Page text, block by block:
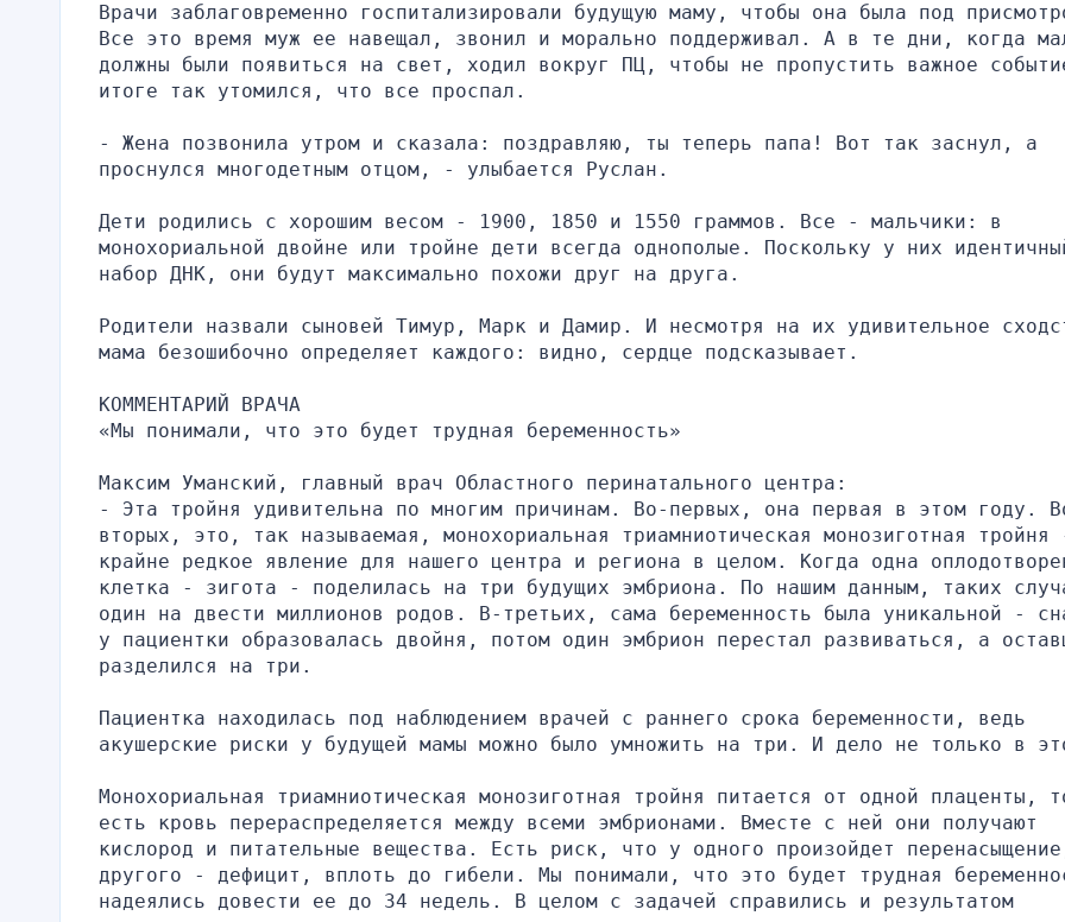
Врачи заблаговременно госпитализировали будущую маму, чтобы она была под
Все это время муж ее навещал, звонил и морально поддерживал. А в те дни, когда
должны были появиться на свет, ходил вокруг ПЦ, чтобы не пропустить важное
итоге так утомился, что все проспал.
- Жена позвонила утром и сказала: поздравляю, ты теперь папа! Вот так заснул, а
проснулся многодетным отцом, - улыбается Руслан.
Дети родились с хорошим весом - 1900, 1850 и 1550 граммов. Все - мальчики: в
монохориальной двойне или тройне дети всегда однополые. Поскольку у них
набор ДНК, они будут максимально похожи друг на друга.
Родители назвали сыновей Тимур, Марк и Дамир. И несмотря на их удивительное
мама безошибочно определяет каждого: видно, сердце подсказывает.
КОММЕНТАРИЙ ВРАЧА
«Мы понимали, что это будет трудная беременность»
Максим Уманский, главный врач Областного перинатального центра:
- Эта тройня удивительна по многим причинам. Во-первых, она первая в этом году.
вторых, это, так называемая, монохориальная триамниотическая монозиготная тройня
крайне редкое явление для нашего центра и региона в целом. Когда одна
клетка - зигота - поделилась на три будущих эмбриона. По нашим данным, таких
один на двести миллионов родов. В-третьих, сама беременность была уникальной -
у пациентки образовалась двойня, потом один эмбрион перестал развиваться, а
разделился на три.
Пациентка находилась под наблюдением врачей с раннего срока беременности, ведь
акушерские риски у будущей мамы можно было умножить на три. И дело не только в
Монохориальная триамниотическая монозиготная тройня питается от одной плаценты,
есть кровь перераспределяется между всеми эмбрионами. Вместе с ней они получают
кислород и питательные вещества. Есть риск, что у одного произойдет
другого - дефицит, вплоть до гибели. Мы понимали, что это будет трудная
надеялись довести ее до 34 недель. В целом с задачей справились и результатом